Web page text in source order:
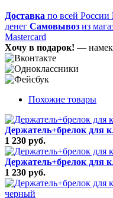
Доставка по всей России
денег Самовывоз из
Mastercard
Хочу в подарок! —
Похожие товары
Держатель+брелок для
1 230 руб.
Держатель+брелок для
1 230 руб.